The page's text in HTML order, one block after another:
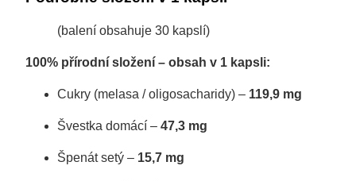
(balení obsahuje 30 kapslí)
100% přírodní složení – obsah v 1 kapsli:
Cukry (melasa / oligosacharidy) – 119,9 mg
Švestka domácí – 47,3 mg
Špenát setý – 15,7 mg